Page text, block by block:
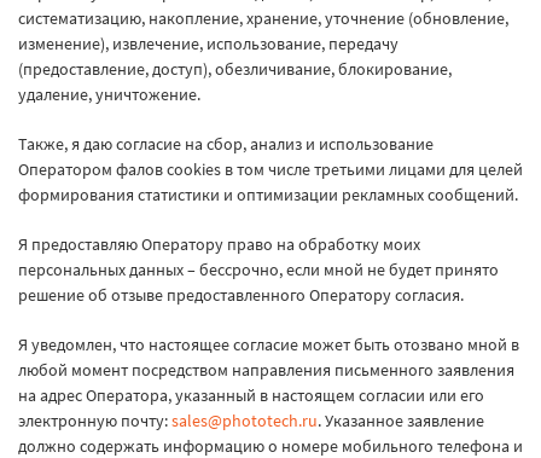
систематизацию, накопление, хранение, уточнение (обновление,
изменение), извлечение, использование, передачу
(предоставление, доступ), обезличивание, блокирование,
удаление, уничтожение.
Также, я даю согласие на сбор, анализ и использование
Оператором фалов cookies в том числе третьими лицами для целей
формирования статистики и оптимизации рекламных сообщений.
Я предоставляю Оператору право на обработку моих
персональных данных – бессрочно, если мной не будет принято
решение об отзыве предоставленного Оператору согласия.
Я уведомлен, что настоящее согласие может быть отозвано мной в
любой момент посредством направления письменного заявления
на адрес Оператора, указанный в настоящем согласии или его
электронную почту:sales@phototech.ru. Указанное заявление
должно содержать информацию о номере мобильного телефона и